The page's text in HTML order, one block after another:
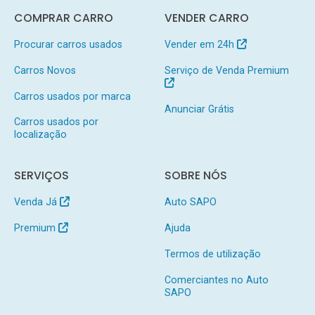
COMPRAR CARRO
Procurar carros usados
Carros Novos
Carros usados por marca
Carros usados por
localização
VENDER CARRO
Vender em 24h
Serviço de Venda Premium
Anunciar Grátis
SERVIÇOS
Venda Já
Premium
SOBRE NÓS
Auto SAPO
Ajuda
Termos de utilização
Comerciantes no Auto
SAPO